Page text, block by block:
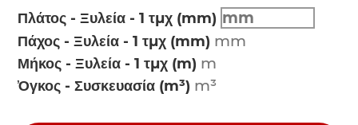
Πλάτος - Ξυλεία - 1 τμχ (mm)
Πάχος - Ξυλεία - 1 τμχ (mm)
Μήκος - Ξυλεία - 1 τμχ (m)
Ὀγκος - Συσκευασία (m³)